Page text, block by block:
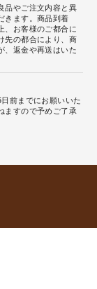
品やご注文内容と異
きます。商品到着
、お客様のご都合に
先の都合により、商
、返金や再送はいた
前までにお願いいた
ますので予めご了承